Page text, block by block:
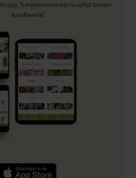
app, Tuinplantenwinkel nu altijd binnen
handbereik!